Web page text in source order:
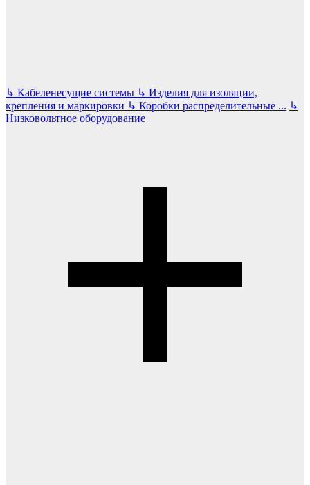
↳ Кабеленесущие системы ↳ Изделия для изоляции,
крепления и маркировки ↳ Коробки распределительные ... ↳
Низковольтное оборудование